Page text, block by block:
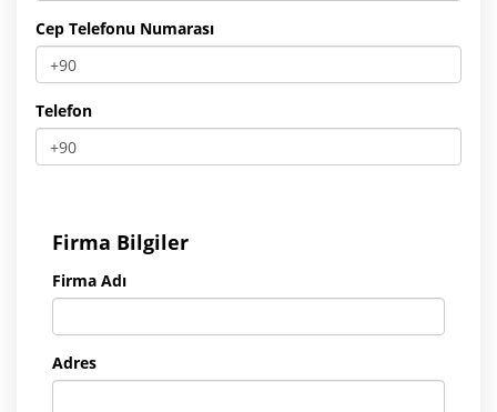
Cep Telefonu Numarası
Telefon
Firma Bilgiler
Firma Adı
Adres